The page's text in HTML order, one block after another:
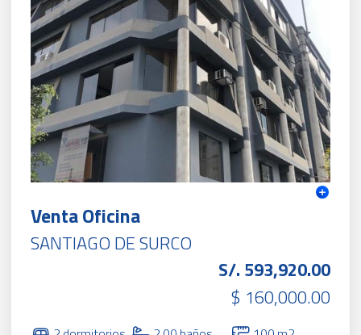
Venta Oficina
SANTIAGO DE SURCO
S/. 593,920.00
$ 160,000.00